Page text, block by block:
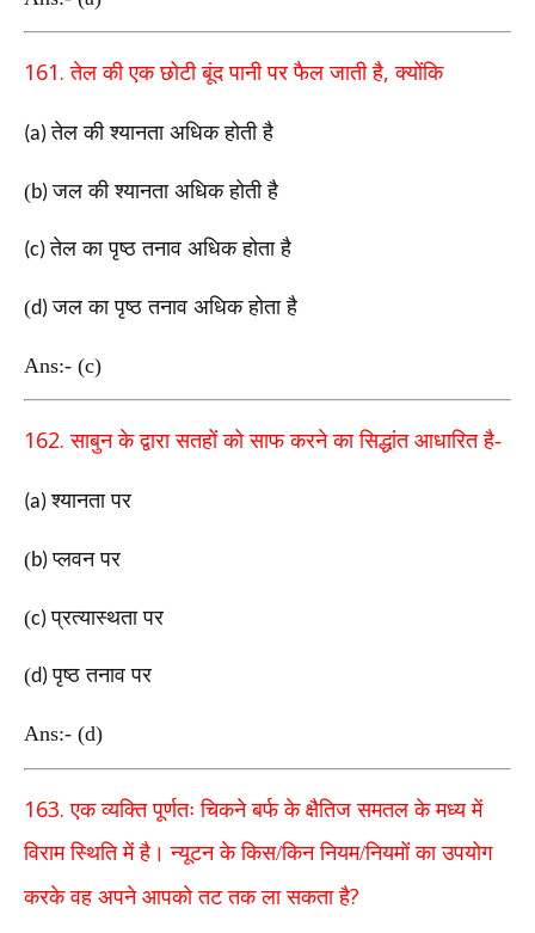
161.तेल की एक छोटी बूंद पानी पर फैल जाती है,क्योंकि
(a)तेल की श्यानता अधिक होती है
(b)जल की श्यानता अधिक होती है
(c)तेल का पृष्ठ तनाव अधिक होता है
(d)जल का पृष्ठ तनाव अधिक होता है
Ans:- (c)
162.साबुन के द्वारा सतहों को साफ करने का सिद्धांत आधारित है-
(a)श्यानता पर
(b)प्लवन पर
(c)प्रत्यास्थता पर
(d)पृष्ठ तनाव पर
Ans:- (d)
163.एक व्यक्ति पूर्णतः चिकने बर्फ के क्षैतिज समतल के मध्य में
विराम स्थिति में है। न्यूटन के किस/किन नियम/नियमों का उपयोग
करके वह अपने आपको तट तक ला सकता है?